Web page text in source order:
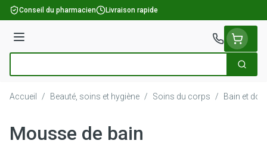
Aller au contenu
Conseil du pharmacien Livraison rapide
Menu
Accueil / Beauté, soins et hygiène / Soins du corps / Bain et
Mousse de bain